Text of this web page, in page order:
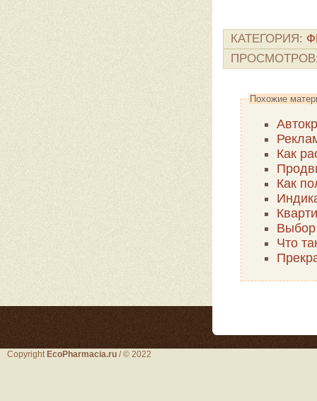
КАТЕГОРИЯ:
ПРОСМОТРОВ
Похожие
Как
Как
Выбор
Что
Copyright EcoPharmacia.ru / © 2022